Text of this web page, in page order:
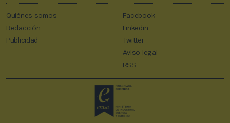
Quiénes somos
Redacción
Publicidad
Facebook
Linkedin
Twitter
Aviso legal
RSS